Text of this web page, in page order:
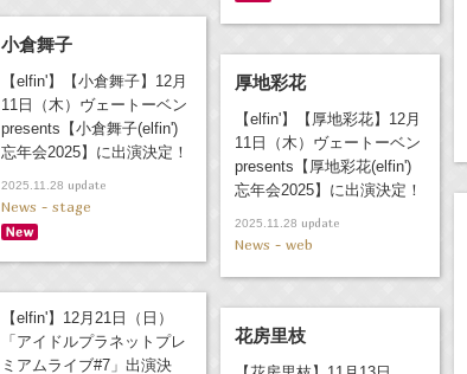
小倉舞子
【elfin'】【小倉舞子】12月
11日（木）ヴェートーベン
presents【小倉舞子(elfin')
忘年会2025】に出演決定！
2025.11.28 update
News - stage
厚地彩花
【elfin'】【厚地彩花】12月
11日（木）ヴェートーベン
presents【厚地彩花(elfin')
忘年会2025】に出演決定！
2025.11.28 update
News - web
【elfin'】12月21日（日）
「アイドルプラネットプレ
ミアムライブ#7」出演決
花房里枝